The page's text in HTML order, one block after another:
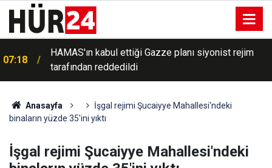
07:18
HAMAS'ın kabul ettiği Gazze planı siyonist rejim
tarafından reddedildi
Anasayfa
İşgal rejimi Şucaiyye Mahallesi'ndeki
binaların yüzde 35'ini yıktı
İşgal rejimi Şucaiyye Mahallesi'ndeki